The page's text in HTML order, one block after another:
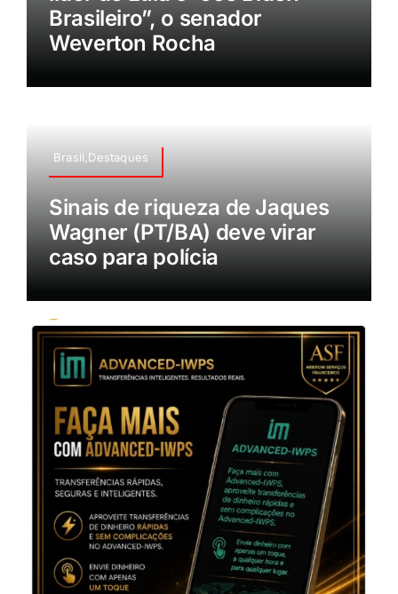
Brasileiro”, o senador
Weverton Rocha
Brasil,Destaques
Sinais de riqueza de Jaques
Wagner (PT/BA) deve virar
caso para polícia